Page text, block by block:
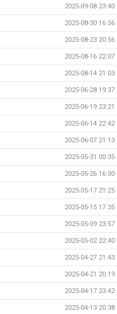
2025-09-08 23:40
2025-08-30 16:56
2025-08-23 20:56
2025-08-16 22:07
2025-08-14 21:03
2025-06-28 19:37
2025-06-19 23:21
2025-06-14 22:42
2025-06-07 21:13
2025-05-31 00:35
2025-05-26 16:00
2025-05-17 21:25
2025-05-15 17:35
2025-05-09 23:57
2025-05-02 22:40
2025-04-27 21:43
2025-04-21 20:19
2025-04-17 23:42
2025-04-13 20:38